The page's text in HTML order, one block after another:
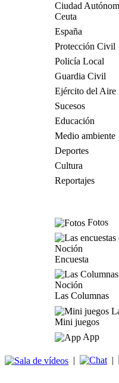
Ciudad
Ceuta
España
Protección Civil
Policía Local
Guardia Civil
Ejército del Aire
Sucesos
Educación
Medio ambiente
Deportes
Cultura
Reportajes
Fotos
Encuesta
Las Columnas
Mini juegos
App
| |